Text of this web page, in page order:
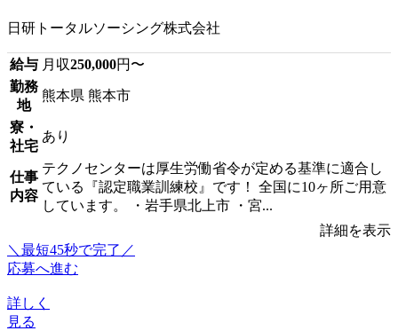
日研トータルソーシング株式会社
給与 月収250,000円〜
勤務
地
熊本県 熊本市
寮・
社宅
あり
仕事
内容
テクノセンターは厚生労働省令が定める基準に適合し
ている『認定職業訓練校』です！ 全国に10ヶ所ご用意
しています。 ・岩手県北上市 ・宮...
詳細を表示
＼最短45秒で完了／
応募へ進む
詳しく
見る